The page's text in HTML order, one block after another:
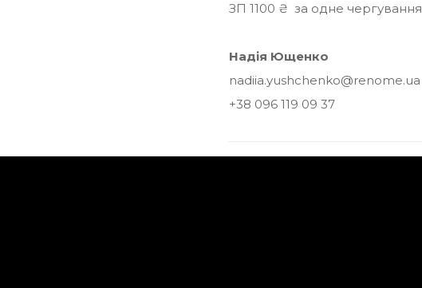
ЗП 1100 ₴ за одне чергування
Надія Ющенко
nadiia.yushchenko@renome.ua
+38 096 119 09 37